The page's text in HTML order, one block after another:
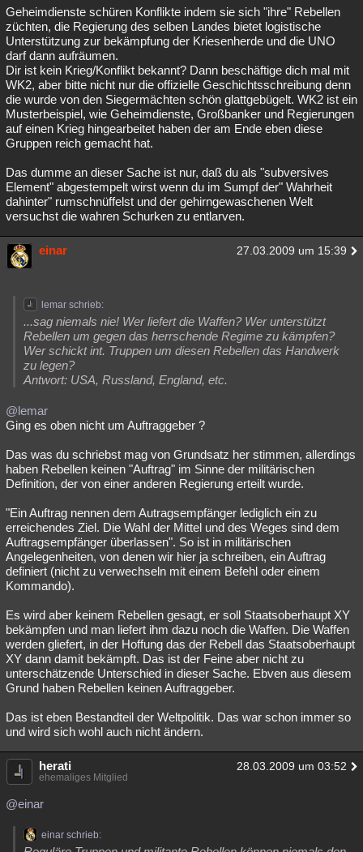
Geheimdienste schüren Konflikte indem sie sich "ihre" Rebellen
züchten, die Regierung des selben Landes bietet logistische
Unterstützung zur bekämpfung der Kriesenherde und die UNO
darf dann aufräumen.
Dir ist kein Krieg/Konflikt bekannt? Dann beschäftige dich mal mit
WK2, aber bitte nicht nur die offizielle Geschichtsschreibung denn
die wurde von den Siegermächten schön glattgebügelt. WK2 ist ein
Musterbeispiel, wie Geheimdienste, Großbanker und Regierungen
auf einen Krieg hingearbeitet haben der am Ende eben diese
Gruppen reich gemacht hat.
Das dumme an dieser Sache ist nur, daß du als "subversives
Element" abgestempelt wirst wenn du im Sumpf der" Wahrheit
dahinter" rumschnüffelst und der gehirngewaschenen Welt
versuchst die wahren Schurken zu entlarven.
einar 27.03.2009 um 15:39
lemar schrieb:
...sag niemals nie! Wer liefert die Waffen? Wer unterstützt
Rebellen um gegen das herrschende Regime zu kämpfen?
Wer schickt int. Truppen um diesen Rebellen das Handwerk
zu legen?
Antwort: USA, Russland, England, etc.
@lemar
Ging es oben nicht um Auftraggeber ?
Das was du schriebst mag von Grundsatz her stimmen, allerdings
haben Rebellen keinen "Auftrag" im Sinne der militärischen
Definition, der von einer anderen Regierung erteilt wurde.
"Ein Auftrag nennen dem Autragsempfänger lediglich ein zu
erreichendes Ziel. Die Wahl der Mittel und des Weges sind dem
Auftragsempfänger überlassen". So ist in militärischen
Angelegenheiten, von denen wir hier ja schreiben, ein Auftrag
definiert (nicht zu verwechseln mit einem Befehl oder einem
Kommando).
Es wird aber keinem Rebellen gesagt, er soll Staatsoberhaupt XY
bekämpfen und man liefert ihm dazu noch die Waffen. Die Waffen
werden gliefert, in der Hoffung das der Rebell das Staatsoberhaupt
XY dann damit bekämpft. Das ist der Feine aber nicht zu
unterschätzende Unterschied in dieser Sache. Ebven aus diesem
Grund haben Rebellen keinen Auftraggeber.
Das ist eben Bestandteil der Weltpolitik. Das war schon immer so
und wird sich wohl auch nicht ändern.
herati 28.03.2009 um 03:52
ehemaliges Mitglied
@einar
einar schrieb: